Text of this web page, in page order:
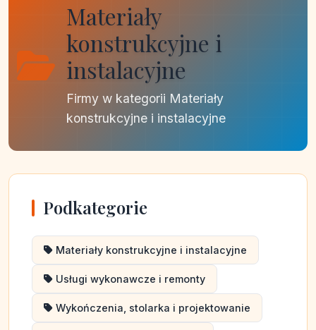
Materiały
konstrukcyjne i
instalacyjne
Firmy w kategorii Materiały
konstrukcyjne i instalacyjne
Podkategorie
Materiały konstrukcyjne i instalacyjne
Usługi wykonawcze i remonty
Wykończenia, stolarka i projektowanie